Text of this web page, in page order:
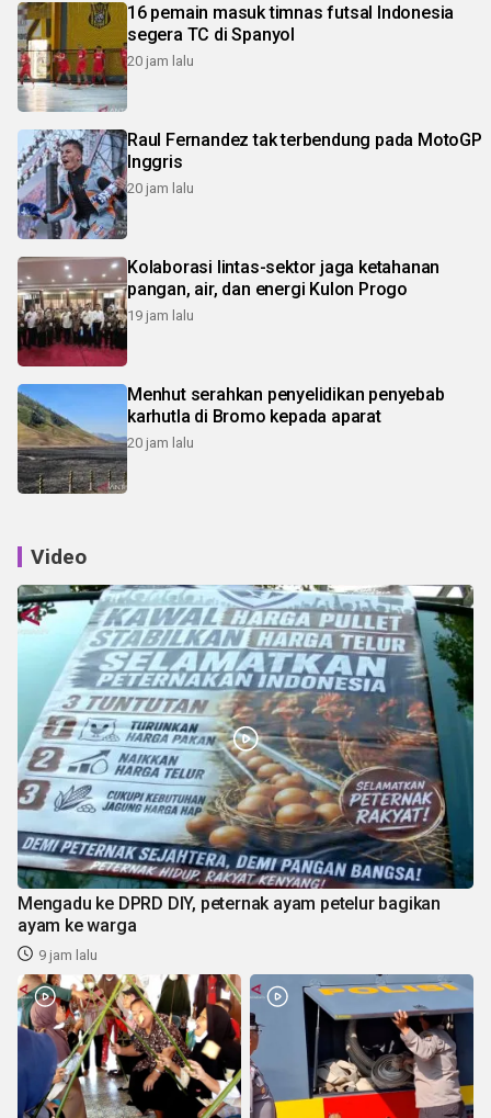
16 pemain masuk timnas futsal Indonesia
segera TC di Spanyol
20 jam lalu
Raul Fernandez tak terbendung pada MotoGP
Inggris
20 jam lalu
Kolaborasi lintas-sektor jaga ketahanan
pangan, air, dan energi Kulon Progo
19 jam lalu
Menhut serahkan penyelidikan penyebab
karhutla di Bromo kepada aparat
20 jam lalu
Video
Mengadu ke DPRD DIY, peternak ayam petelur bagikan
ayam ke warga
9 jam lalu